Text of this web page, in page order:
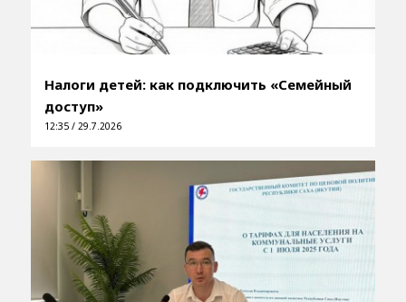
Налоги детей: как подключить «Семейный
доступ»
12:35 / 29.7.2026